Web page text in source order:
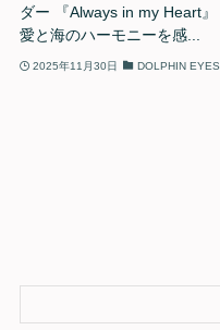
ダー 『Always in my Heart』
愛と海のハーモニーを感...
2025年11月30日 DOLPHIN EYES